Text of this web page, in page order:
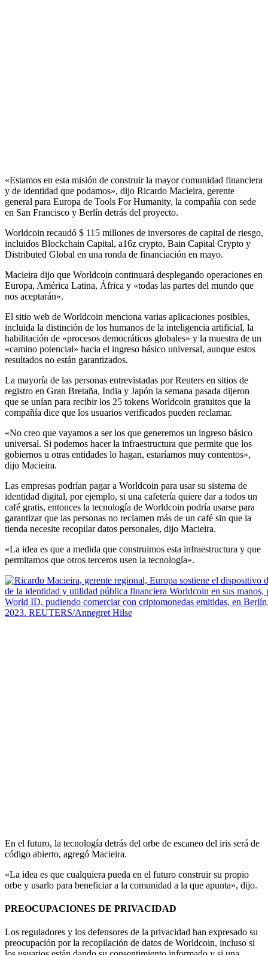
«Estamos en esta misión de construir la mayor comunidad financiera
y de identidad que podamos», dijo Ricardo Macieira, gerente
general para Europa de Tools For Humanity, la compañía con sede
en San Francisco y Berlín detrás del proyecto.
Worldcoin recaudó $ 115 millones de inversores de capital de riesgo,
incluidos Blockchain Capital, a16z crypto, Bain Capital Crypto y
Distributed Global en una ronda de financiación en mayo.
Macieira dijo que Worldcoin continuará desplegando operaciones en
Europa, América Latina, África y «todas las partes del mundo que
nos aceptarán».
El sitio web de Worldcoin menciona varias aplicaciones posibles,
incluida la distinción de los humanos de la inteligencia artificial, la
habilitación de «procesos democráticos globales» y la muestra de un
«camino potencial» hacia el ingreso básico universal, aunque estos
resultados no están garantizados.
La mayoría de las personas entrevistadas por Reuters en sitios de
registro en Gran Bretaña, India y Japón la semana pasada dijeron
que se unían para recibir los 25 tokens Worldcoin gratuitos que la
compañía dice que los usuarios verificados pueden reclamar.
«No creo que vayamos a ser los que generemos un ingreso básico
universal. Si podemos hacer la infraestructura que permite que los
gobiernos u otras entidades lo hagan, estaríamos muy contentos»,
dijo Macieira.
Las empresas podrían pagar a Worldcoin para usar su sistema de
identidad digital, por ejemplo, si una cafetería quiere dar a todos un
café gratis, entonces la tecnología de Worldcoin podría usarse para
garantizar que las personas no reclamen más de un café sin que la
tienda necesite recopilar datos personales, dijo Macieira.
«La idea es que a medida que construimos esta infraestructura y que
permitamos que otros terceros usen la tecnología».
En el futuro, la tecnología detrás del orbe de escaneo del iris será de
código abierto, agregó Macieira.
«La idea es que cualquiera pueda en el futuro construir su propio
orbe y usarlo para beneficiar a la comunidad a la que apunta», dijo.
PREOCUPACIONES DE PRIVACIDAD
Los reguladores y los defensores de la privacidad han expresado su
preocupación por la recopilación de datos de Worldcoin, incluso si